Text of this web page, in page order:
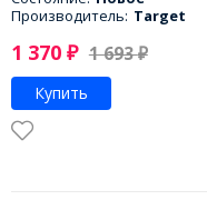
Производитель: Target
1 370 ₽ 1 693₽
Купить